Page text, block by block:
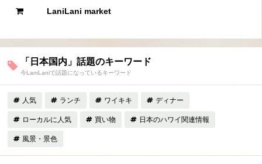
LaniLani market
「日本国内」話題のキーワード
今LaniLaniで話題になっているキーワード
人気 ランチ ワイキキ ディナー
ローカルに人気 買い物 日本のハワイ関連情報
風景・景色